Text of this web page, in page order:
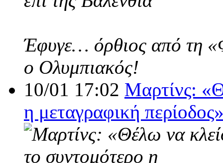
Έφυγε… όρθιος από τη
ο Ολυμπιακός!
10/01 17:02 Μαρτίνς:
η μεταγραφική